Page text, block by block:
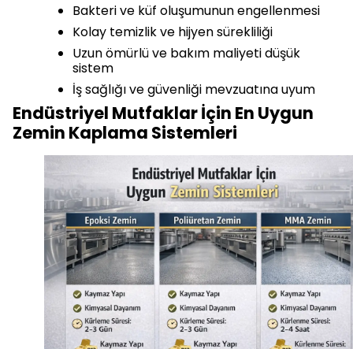
Bakteri ve küf oluşumunun engellenmesi
Kolay temizlik ve hijyen sürekliliği
Uzun ömürlü ve bakım maliyeti düşük
sistem
İş sağlığı ve güvenliği mevzuatına uyum
Endüstriyel Mutfaklar İçin En Uygun
Zemin Kaplama Sistemleri